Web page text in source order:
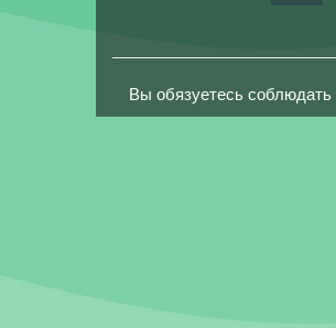
Вы обязуетесь соблюдать